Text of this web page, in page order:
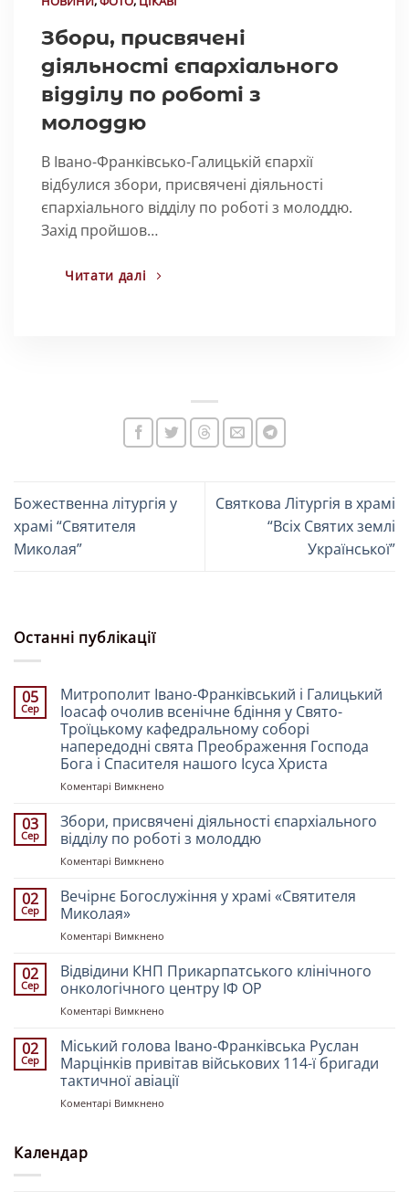
Збори, присвячені
діяльності єпархіального
відділу по роботі з
молоддю
В Івано-Франківсько-Галицькій єпархії
відбулися збори, присвячені діяльності
єпархіального відділу по роботі з молоддю.
Захід пройшов…
Читати далі
Божественна літургія у
храмі “Святителя
Миколая”
Святкова Літургія в храмі
“Всіх Святих землі
Української”
Останні публікації
05
Сер
Митрополит Івано-Франківський і Галицький
Іоасаф очолив всенічне бдіння у Свято-
Троїцькому кафедральному соборі
напередодні свята Преображення Господа
Бога і Спасителя нашого Ісуса Христа
Коментарі Вимкнено
Івано-
Франківський
і
очолив
всенічне
Троїцькому
кафедральному
Преображення
Господа
Бога
03
Сер
Збори, присвячені діяльності єпархіального
відділу по роботі з молоддю
Коментарі Вимкнено
присвячені
діяльності
роботі
молоддю
02
Сер
Вечірнє Богослужіння у храмі «Святителя
Миколая»
Коментарі Вимкнено
Богослужіння
у
храмі
02
Сер
Відвідини КНП Прикарпатського клінічного
онкологічного центру ІФ ОР
Коментарі Вимкнено
КНП
Прикарпатського
клінічного
онкологічного
02
Сер
Міський голова Івано-Франківська Руслан
Марцінків привітав військових 114-ї бригади
тактичної авіації
Коментарі Вимкнено
Календар